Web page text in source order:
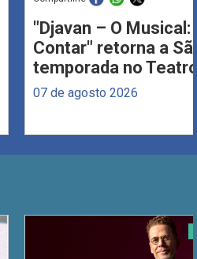
"Djavan – O Musical:
Contar" retorna a
temporada no
07 de agosto 2026